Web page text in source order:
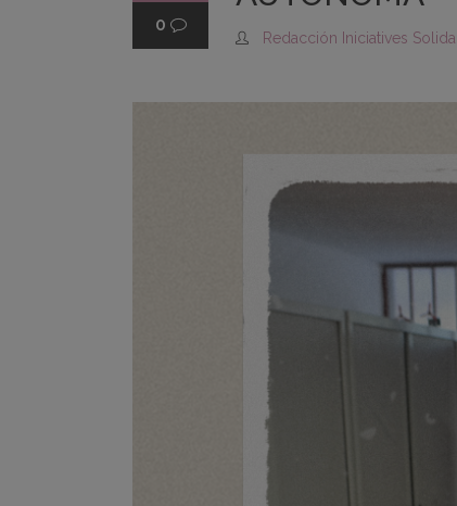
0
Redacción Iniciatives